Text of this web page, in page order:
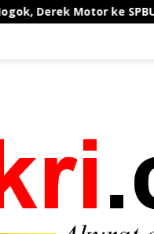
Motor ke SPBU Terdekat